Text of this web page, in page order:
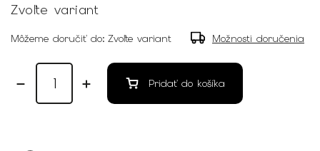
Zvoľte variant
Môžeme doručiť do: Zvoľte variant Možnosti doručenia
Pridať do košíka